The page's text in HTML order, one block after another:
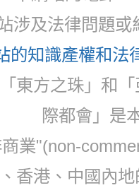
涉及法律問題
的知識產權和法
東方之珠」和
際都會」是
業"(non-
香港、中國內